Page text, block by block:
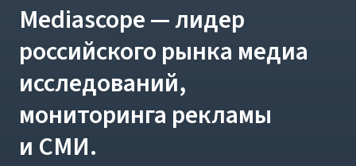
Mediascope — лидер
российского рынка медиа
исследований,
мониторинга рекламы
и СМИ.